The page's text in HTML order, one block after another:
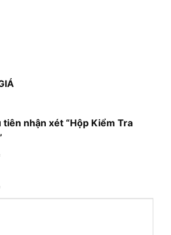
tiên nhận xét “Hộp Kiểm Tra